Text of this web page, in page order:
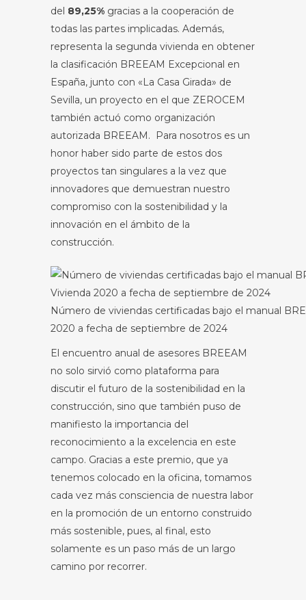
del 89,25% gracias a la cooperación de
todas las partes implicadas. Además,
representa la segunda vivienda en obtener
la clasificación BREEAM Excepcional en
España, junto con «La Casa Girada» de
Sevilla, un proyecto en el que ZEROCEM
también actuó como organización
autorizada BREEAM. Para nosotros es un
honor haber sido parte de estos dos
proyectos tan singulares a la vez que
innovadores que demuestran nuestro
compromiso con la sostenibilidad y la
innovación en el ámbito de la
construcción.
Número de viviendas certificadas bajo el manual
2020 a fecha de septiembre de 2024
El encuentro anual de asesores BREEAM
no solo sirvió como plataforma para
discutir el futuro de la sostenibilidad en la
construcción, sino que también puso de
manifiesto la importancia del
reconocimiento a la excelencia en este
campo. Gracias a este premio, que ya
tenemos colocado en la oficina, tomamos
cada vez más consciencia de nuestra labor
en la promoción de un entorno construido
más sostenible, pues, al final, esto
solamente es un paso más de un largo
camino por recorrer.